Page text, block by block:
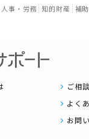
人事・労務 知的財産 補
ご相
よく
お問